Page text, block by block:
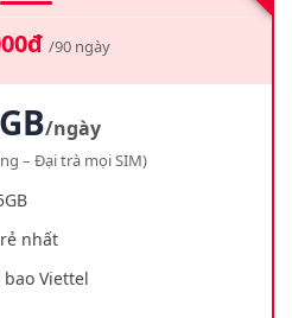
/90 ngày
/ngày
– Đại trà mọi SIM)
nhất
Viettel